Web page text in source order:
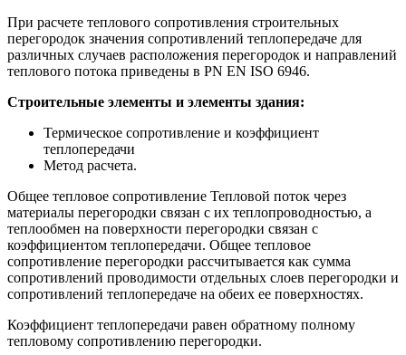
При расчете теплового сопротивления строительных
перегородок значения сопротивлений теплопередаче для
различных случаев расположения перегородок и направлений
теплового потока приведены в PN EN ISO 6946.
Строительные элементы и элементы здания:
Термическое сопротивление и коэффициент
теплопередачи
Метод расчета.
Общее тепловое сопротивление Тепловой поток через
материалы перегородки связан с их теплопроводностью, а
теплообмен на поверхности перегородки связан с
коэффициентом теплопередачи. Общее тепловое
сопротивление перегородки рассчитывается как сумма
сопротивлений проводимости отдельных слоев перегородки и
сопротивлений теплопередаче на обеих ее поверхностях.
Коэффициент теплопередачи равен обратному полному
тепловому сопротивлению перегородки.